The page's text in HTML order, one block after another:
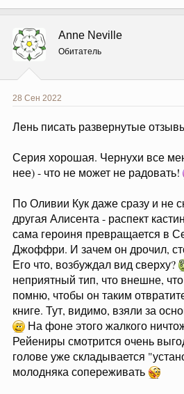
и
и
Anne Neville
Обитатель
28 Сен 2022
Лень писать развернутые
Серия хорошая. Чернухи все
нее) - что не может не радовать!
По Оливии Кук даже сразу и не
другая Алисента - распект
сама героиня превращается в
Джоффри. И зачем он дрочил,
Его что, возбуждал вид сверху?
неприятный тип, что внешне,
помню, чтобы он таким
книге. Тут, видимо, взяли за
На фоне этого жалкого
Рейениры смотрится очень
голове уже складывается
молодняка сопереживать